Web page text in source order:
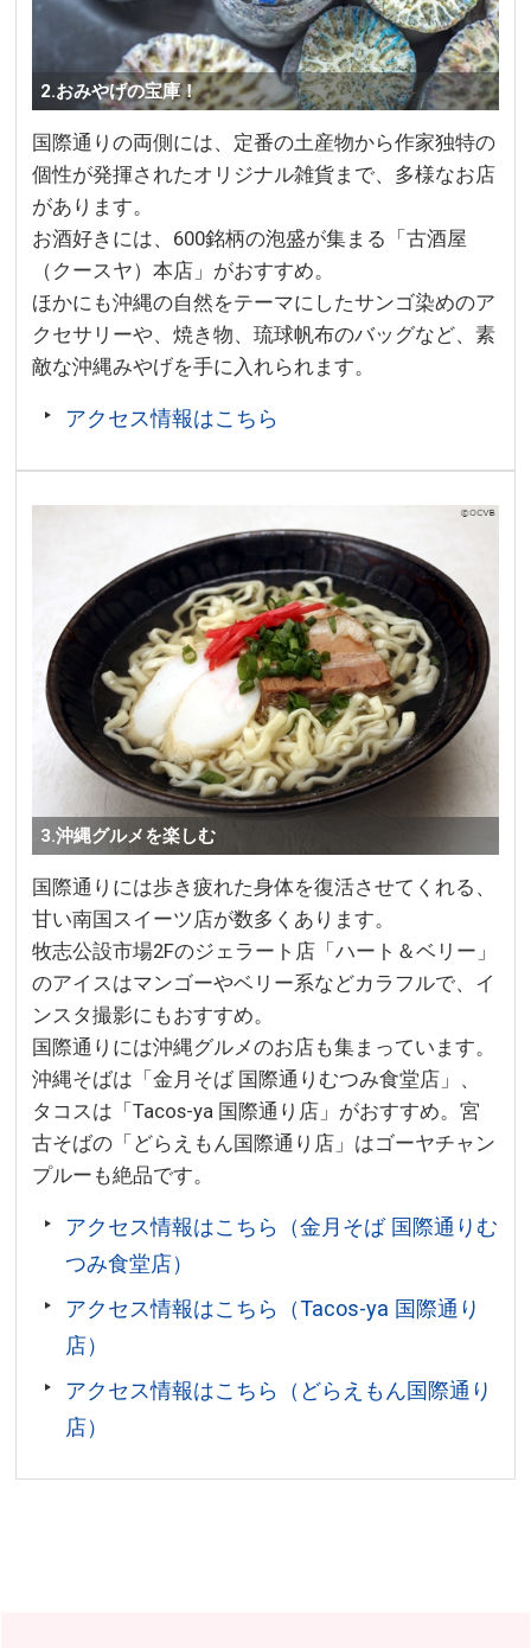
2.おみやげの宝庫！
国際通りの両側には、定番の土産物から作家独特の
個性が発揮されたオリジナル雑貨まで、多様なお店
があります。
お酒好きには、600銘柄の泡盛が集まる「古酒屋
（クースヤ）本店」がおすすめ。
ほかにも沖縄の自然をテーマにしたサンゴ染めのア
クセサリーや、焼き物、琉球帆布のバッグなど、素
敵な沖縄みやげを手に入れられます。
アクセス情報はこちら
3.沖縄グルメを楽しむ
国際通りには歩き疲れた身体を復活させてくれる、
甘い南国スイーツ店が数多くあります。
牧志公設市場2Fのジェラート店「ハート＆ベリー」
のアイスはマンゴーやベリー系などカラフルで、イ
ンスタ撮影にもおすすめ。
国際通りには沖縄グルメのお店も集まっています。
沖縄そばは「金月そば 国際通りむつみ食堂店」、
タコスは「Tacos-ya 国際通り店」がおすすめ。宮
古そばの「どらえもん国際通り店」はゴーヤチャン
プルーも絶品です。
アクセス情報はこちら（金月そば 国際通りむ
つみ食堂店）
アクセス情報はこちら（Tacos-ya 国際通り
店）
アクセス情報はこちら（どらえもん国際通り
店）